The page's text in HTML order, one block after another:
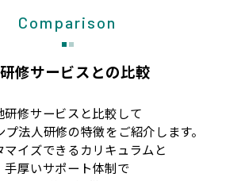
Comparison
修サービスとの比較
研修サービスと比較して
法人研修の特徴をご紹介します。
マイズできるカリキュラムと
手厚いサポート体制で